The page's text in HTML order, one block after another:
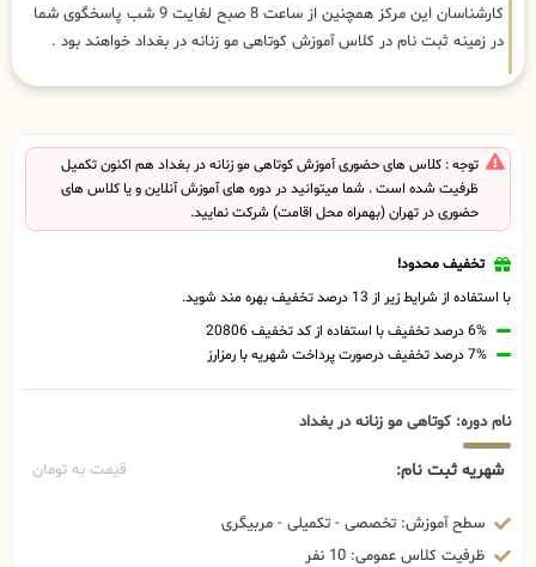
کارشناسان این مرکز همچنین از ساعت 8 صبح لغایت 9 شب پاسخگوی شما
در زمینه ثبت نام در کلاس آموزش کوتاهی مو زنانه در بغداد خواهند بود .
توجه : کلاس های حضوری آموزش کوتاهی مو زنانه در بغداد هم اکنون تکمیل
ظرفیت شده است . شما میتوانید در دوره های آموزش آنلاین و یا کلاس های
حضوری در تهران (بهمراه محل اقامت) شرکت نمایید.
تخفیف محدود!
با استفاده از شرایط زیر از 13 درصد تخفیف بهره مند شوید.
6% درصد تخفیف با استفاده از کد تخفیف 20806
7% درصد تخفیف درصورت پرداخت شهریه با رمزارز
نام دوره: کوتاهی مو زنانه در بغداد
شهریه ثبت نام: قیمت به تومان
سطح آموزش: تخصصی - تکمیلی - مربیگری
ظرفیت کلاس عمومی: 10 نفر